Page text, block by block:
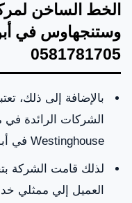
بالرماد
الحصن الخالدية
الخبيرة المفرق
المزون
جزيرة
الزراعة
الخط الساخن
وستنجهاوس في
0581781705
بالإضافة إلى ذلك،
Westinghouse في أبوظبي – العين.
لذلك قامت
العميل إلي ممثلي